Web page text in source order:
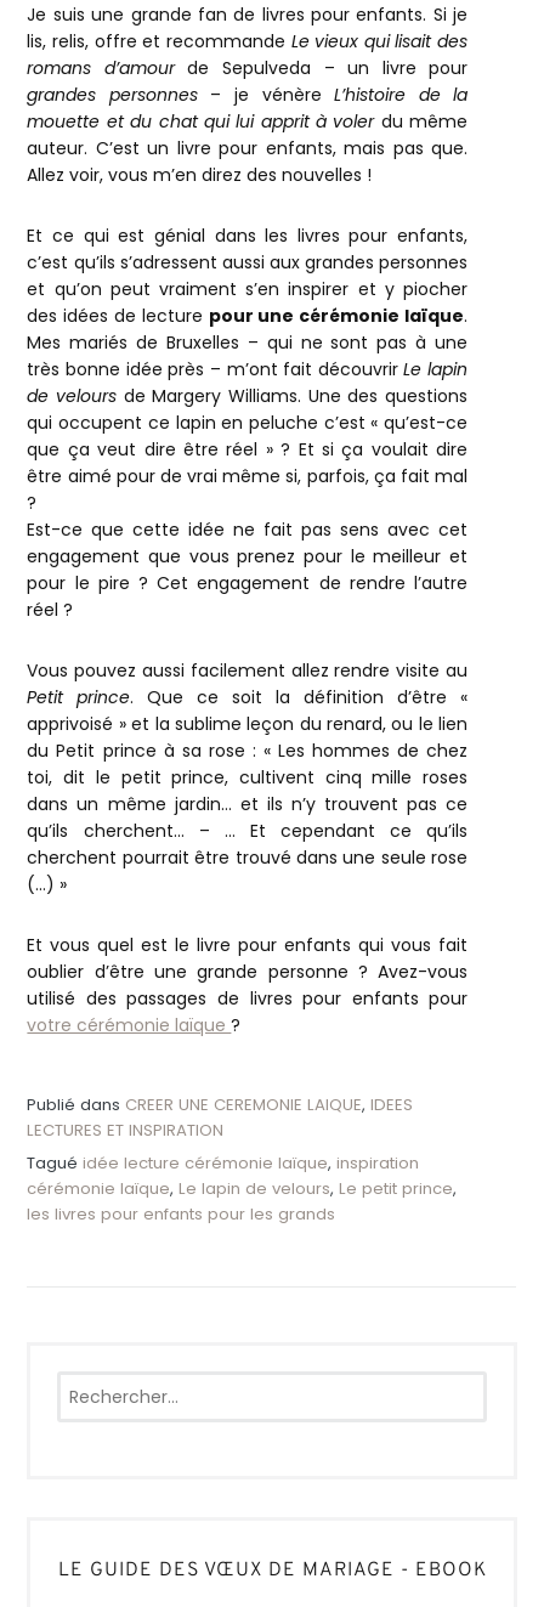
Je suis une grande fan de livres pour enfants. Si je
lis, relis, offre et recommande Le vieux qui lisait des
romans d’amourde Sepulveda – un livre pour
grandes personnes– je vénèreL’histoire de la
mouette et du chat qui lui apprit à voler du même
auteur. C’est un livre pour enfants, mais pas que.
Allez voir, vous m’en direz des nouvelles !
Et ce qui est génial dans les livres pour enfants,
c’est qu’ils s’adressent aussi aux grandes personnes
et qu’on peut vraiment s’en inspirer et y piocher
des idées de lecture pour une cérémonie laïque.
Mes mariés de Bruxelles – qui ne sont pas à une
très bonne idée près – m’ont fait découvrirLe lapin
de velours de Margery Williams. Une des questions
qui occupent ce lapin en peluche c’est « qu’est-ce
que ça veut dire être réel » ? Et si ça voulait dire
être aimé pour de vrai même si, parfois, ça fait mal
?
Est-ce que cette idée ne fait pas sens avec cet
engagement que vous prenez pour le meilleur et
pour le pire ? Cet engagement de rendre l’autre
réel ?
Vous pouvez aussi facilement allez rendre visite au
Petit prince. Que ce soit la définition d’être «
apprivoisé » et la sublime leçon du renard, ou le lien
du Petit prince à sa rose : « Les hommes de chez
toi, dit le petit prince, cultivent cinq mille roses
dans un même jardin… et ils n’y trouvent pas ce
qu’ils cherchent… – … Et cependant ce qu’ils
cherchent pourrait être trouvé dans une seule rose
(…) »
Et vous quel est le livre pour enfants qui vous fait
oublier d’être une grande personne ? Avez-vous
utilisé des passages de livres pour enfants pour
votre cérémonie laïque?
Publié dans CREER UNE CEREMONIE LAIQUE,IDEES
LECTURES ET INSPIRATION
Taguéidée lecture cérémonie laïque,inspiration
cérémonie laïque,Le lapin de velours,Le petit prince,
les livres pour enfants pour les grands
LE GUIDE DES VŒUX DE MARIAGE - EBOOK